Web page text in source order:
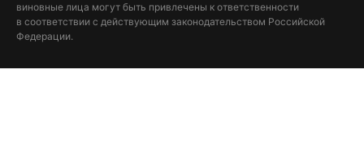
виновные лица могут быть привлечены к ответственности
в соответствии с действующим законодательством Российской
Федерации.